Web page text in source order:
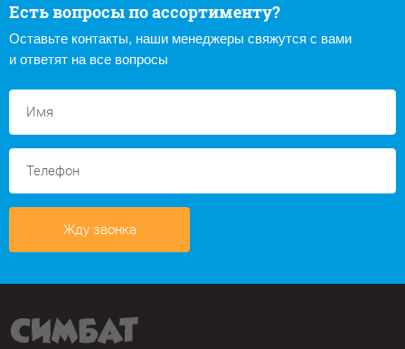
Есть вопросы по ассортименту?
Оставьте контакты, наши менеджеры свяжутся с вами
и ответят на все вопросы
Жду звонка